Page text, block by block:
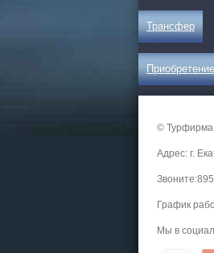
Трансфер
© Турфирма
Адрес: г.
График
Мы в